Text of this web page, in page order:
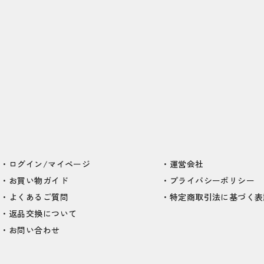
ログイン/マイページ
お買い物ガイド
よくあるご質問
返品交換について
お問い合わせ
運営会社
プライバシーポリシー
特定商取引法に基づく